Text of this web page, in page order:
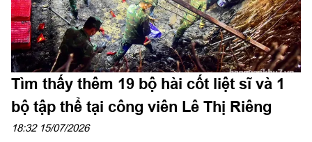
Tìm thấy thêm 19 bộ hài cốt liệt sĩ và 1
bộ tập thể tại công viên Lê Thị Riêng
18:32 15/07/2026